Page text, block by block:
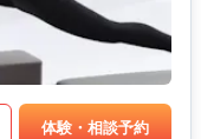
体験・相談予約